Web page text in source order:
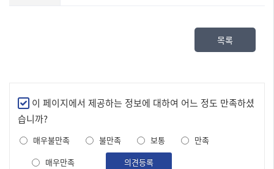
목록
만
족
도
조
이 페이지에서 제공하는 정보에 대하여 어느 정도 만족하셨
습니까?
매우불만족 불만족 보통
만족
매우만족
의견등록